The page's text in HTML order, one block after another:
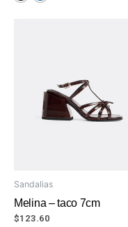
Sandalias
Melina – taco 7cm
$123.60